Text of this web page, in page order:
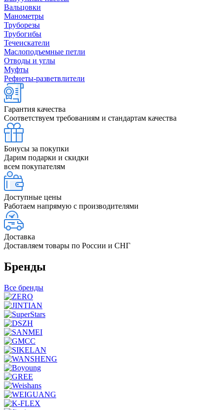
Вальцовки
Манометры
Труборезы
Трубогибы
Течеискатели
Маслоподъемные петли
Отводы и углы
Муфты
Рефнеты-разветвлители
Гарантия качества
Соответствуем требованиям и стандартам качества
Бонусы за покупки
Дарим подарки и скидки
всем покупателям
Доступные цены
Работаем напрямую с производителями
Доставка
Доставляем товары по России и СНГ
Бренды
Все бренды